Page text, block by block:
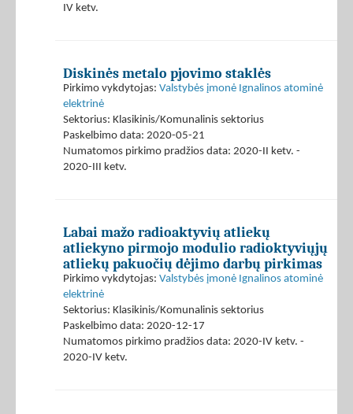
IV ketv.
Diskinės metalo pjovimo staklės
Pirkimo vykdytojas: Valstybės įmonė Ignalinos atominė
elektrinė
Sektorius: Klasikinis/Komunalinis sektorius
Paskelbimo data: 2020-05-21
Numatomos pirkimo pradžios data: 2020-II ketv. -
2020-III ketv.
Labai mažo radioaktyvių atliekų
atliekyno pirmojo modulio radioktyviųjų
atliekų pakuočių dėjimo darbų pirkimas
Pirkimo vykdytojas: Valstybės įmonė Ignalinos atominė
elektrinė
Sektorius: Klasikinis/Komunalinis sektorius
Paskelbimo data: 2020-12-17
Numatomos pirkimo pradžios data: 2020-IV ketv. -
2020-IV ketv.